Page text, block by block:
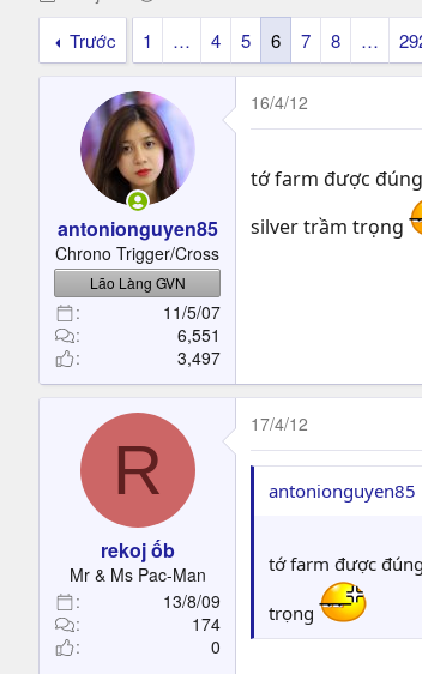
h
e
t
e
r
g
y
g
ử
i
Trước
1 … 4 5 6 7 8 …
antonionguyen85
Chrono Trigger/Cross
Lão Làng GVN
11/5/07
6,551
3,497
16/4/12
tớ farm được
silver trầm trọng
R
rekoj ốb
Mr & Ms Pac-Man
13/8/09
174
0
17/4/12
antonionguyen85
tớ farm được
trọng